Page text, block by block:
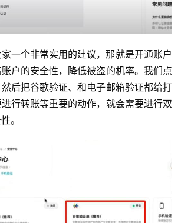
一个非常实用的建议，那就是开通账户
户的安全性，降低被盗的机率。我们点
后把谷歌验证、和电子邮箱验证都给打
行转账等重要的动作，就会需要进行双
。